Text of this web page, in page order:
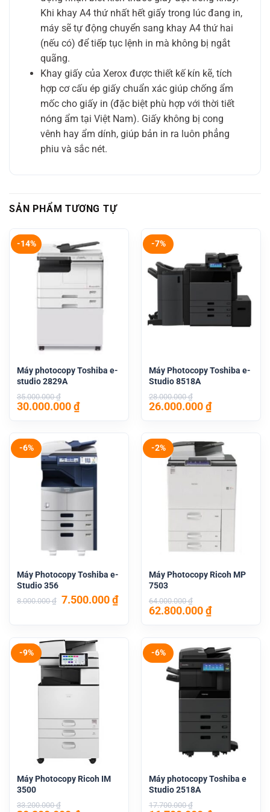
Khi khay A4 thứ nhất hết giấy trong lúc đang in,
máy sẽ tự động chuyển sang khay A4 thứ hai
(nếu có) để tiếp tục lệnh in mà không bị ngắt
quãng.
Khay giấy của Xerox được thiết kế kín kẽ, tích
hợp cơ cấu ép giấy chuẩn xác giúp chống ẩm
mốc cho giấy in (đặc biệt phù hợp với thời tiết
nóng ẩm tại Việt Nam). Giấy không bị cong
vênh hay ẩm dính, giúp bản in ra luôn phẳng
phiu và sắc nét.
SẢN PHẨM TƯƠNG TỰ
-14%
Máy photocopy Toshiba e-
studio 2829A
35.000.000₫
Giá
35.000.000 ₫.
30.000.000₫Giá
hiện
là:
30.000.000 ₫.
-7%
Máy Photocopy Toshiba e-
Studio 8518A
28.000.000₫
Giá
28.000.000 ₫.
26.000.000₫Giá
hiện
là:
26.000.000
-6%
Máy Photocopy Toshiba e-
Studio 356
8.000.000₫ Giá
7.500.000₫Giá
hiện
7.500.000 ₫.
-2%
Máy Photocopy Ricoh MP
7503
64.000.000₫
Giá
64.000.000 ₫.
62.800.000₫Giá
hiện
62.800.000
-9%
Máy Photocopy Ricoh IM
3500
33.200.000₫
-6%
Máy photocopy Toshiba e
Studio 2518A
17.700.000₫